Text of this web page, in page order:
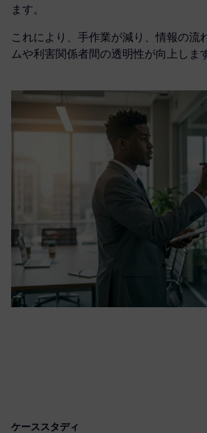
ます。
これにより、手作業が減り、情報の流
ムや利害関係者間の透明性が向上しま
ケーススタディ